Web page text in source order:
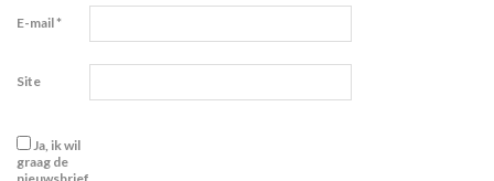
E-mail*
Site
Ja, ik wil
graag de